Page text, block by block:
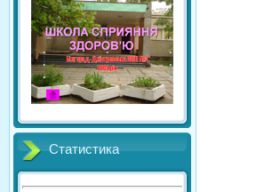
Статистика